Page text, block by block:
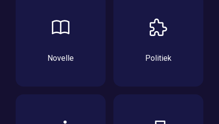
Novelle Politiek